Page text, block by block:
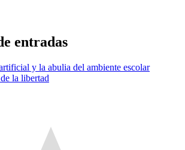
entradas
y la abulia del ambiente escolar
la libertad